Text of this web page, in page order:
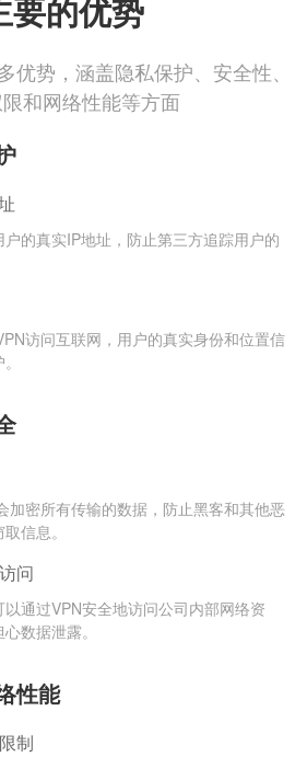
要的优势
优势，涵盖隐私保护、安全性、
和网络性能等方面
的真实IP地址，防止第三方追踪用户的
访问互联网，用户的真实身份和位置信
加密所有传输的数据，防止黑客和其他恶
信息。
问
通过VPN安全地访问公司内部网络资
数据泄露。
性能
制